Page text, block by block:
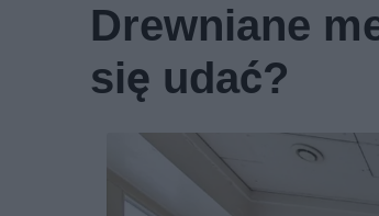
Drewniane
się udać?